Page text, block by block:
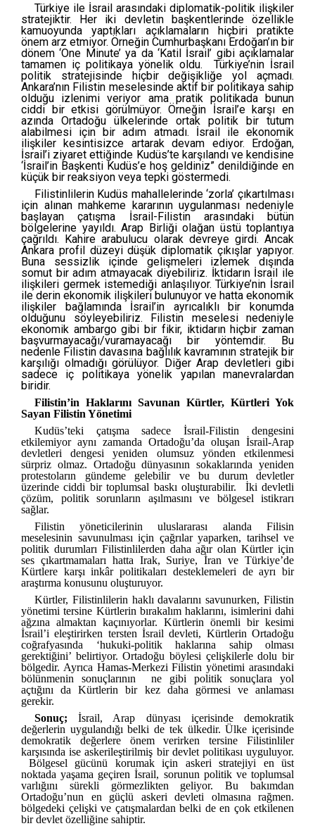
Türkiye ile İsrail arasındaki diplomatik-politik ilişkiler
stratejiktir. Her iki devletin başkentlerinde özellikle
kamuoyunda yaptıkları açıklamaların hiçbiri pratikte
önem arz etmiyor. Örneğin Cumhurbaşkanı Erdoğan’ın bir
dönem ‘One Minute’ ya da ‘Katil İsrail’ gibi açıklamalar
tamamen iç politikaya yönelik oldu. Türkiye’nin İsrail
politik stratejisinde hiçbir değişikliğe yol açmadı.
Ankara’nın Filistin meselesinde aktif bir politikaya sahip
olduğu izlenimi veriyor ama pratik politikada bunun
ciddi bir etkisi görülmüyor. Örneğin İsrail’e karşı en
azında Ortadoğu ülkelerinde ortak politik bir tutum
alabilmesi için bir adım atmadı. İsrail ile ekonomik
ilişkiler kesintisizce artarak devam ediyor. Erdoğan,
İsrail’i ziyaret ettiğinde Kudüs’te karşılandı ve kendisine
‘İsrail’in Başkenti Kudüs’e hoş geldiniz” denildiğinde en
küçük bir reaksiyon veya tepki göstermedi.
Filistinlilerin Kudüs mahallelerinde ‘zorla’ çıkartılması
için alınan mahkeme kararının uygulanması nedeniyle
başlayan çatışma İsrail-Filistin arasındaki bütün
bölgelerine yayıldı. Arap Birliği olağan üstü toplantıya
çağrıldı. Kahire arabulucu olarak devreye girdi. Ancak
Ankara profil düzeyi düşük diplomatik çıkışlar yapıyor.
Buna sessizlik içinde gelişmeleri izlemek dışında
somut bir adım atmayacak diyebiliriz. İktidarın İsrail ile
ilişkileri germek istemediği anlaşılıyor. Türkiye’nin İsrail
ile derin ekonomik ilişkileri bulunuyor ve hatta ekonomik
ilişkiler bağlamında İsrail’in ayrıcalıklı bir konumda
olduğunu söyleyebiliriz. Filistin meselesi nedeniyle
ekonomik ambargo gibi bir fikir, iktidarın hiçbir zaman
başvurmayacağı/vuramayacağı bir yöntemdir. Bu
nedenle Filistin davasına bağlılık kavramının stratejik bir
karşılığı olmadığı görülüyor. Diğer Arap devletleri gibi
sadece iç politikaya yönelik yapılan manevralardan
biridir.
Filistin’in Haklarını Savunan Kürtler, Kürtleri Yok
Sayan Filistin Yönetimi
Kudüs’teki çatışma sadece İsrail-Filistin dengesini
etkilemiyor aynı zamanda Ortadoğu’da oluşan İsrail-Arap
devletleri dengesi yeniden olumsuz yönden etkilenmesi
sürpriz olmaz. Ortadoğu dünyasının sokaklarında yeniden
protestoların gündeme gelebilir ve bu durum devletler
üzerinde ciddi bir toplumsal baskı oluşturabilir. İki devletli
çözüm, politik sorunların aşılmasını ve bölgesel istikrarı
sağlar.
Filistin yöneticilerinin uluslararası alanda Filisin
meselesinin savunulması için çağrılar yaparken, tarihsel ve
politik durumları Filistinlilerden daha ağır olan Kürtler için
ses çıkartmamaları hatta Irak, Suriye, İran ve Türkiye’de
Kürtlere karşı inkâr politikaları desteklemeleri de ayrı bir
araştırma konusunu oluşturuyor.
Kürtler, Filistinlilerin haklı davalarını savunurken, Filistin
yönetimi tersine Kürtlerin bırakalım haklarını, isimlerini dahi
ağzına almaktan kaçınıyorlar. Kürtlerin önemli bir kesimi
İsrail’i eleştirirken tersten İsrail devleti, Kürtlerin Ortadoğu
coğrafyasında ‘hukuki-politik haklarına sahip olması
gerektiğini’ belirtiyor. Ortadoğu böylesi çelişkilerle dolu bir
bölgedir. Ayrıca Hamas-Merkezi Filistin yönetimi arasındaki
bölünmenin sonuçlarının ne gibi politik sonuçlara yol
açtığını da Kürtlerin bir kez daha görmesi ve anlaması
gerekir.
Sonuç; İsrail, Arap dünyası içerisinde demokratik
değerlerin uygulandığı belki de tek ülkedir. Ülke içerisinde
demokratik değerlere önem verirken tersine Filistinliler
karşısında ise askerileştirilmiş bir devlet politikası uyguluyor.
Bölgesel gücünü korumak için askeri stratejiyi en üst
noktada yaşama geçiren İsrail, sorunun politik ve toplumsal
varlığını sürekli görmezlikten geliyor. Bu bakımdan
Ortadoğu’nun en güçlü askeri devleti olmasına rağmen.
bölgedeki çelişki ve çatışmalardan belki de en çok etkilenen
bir devlet özelliğine sahiptir.